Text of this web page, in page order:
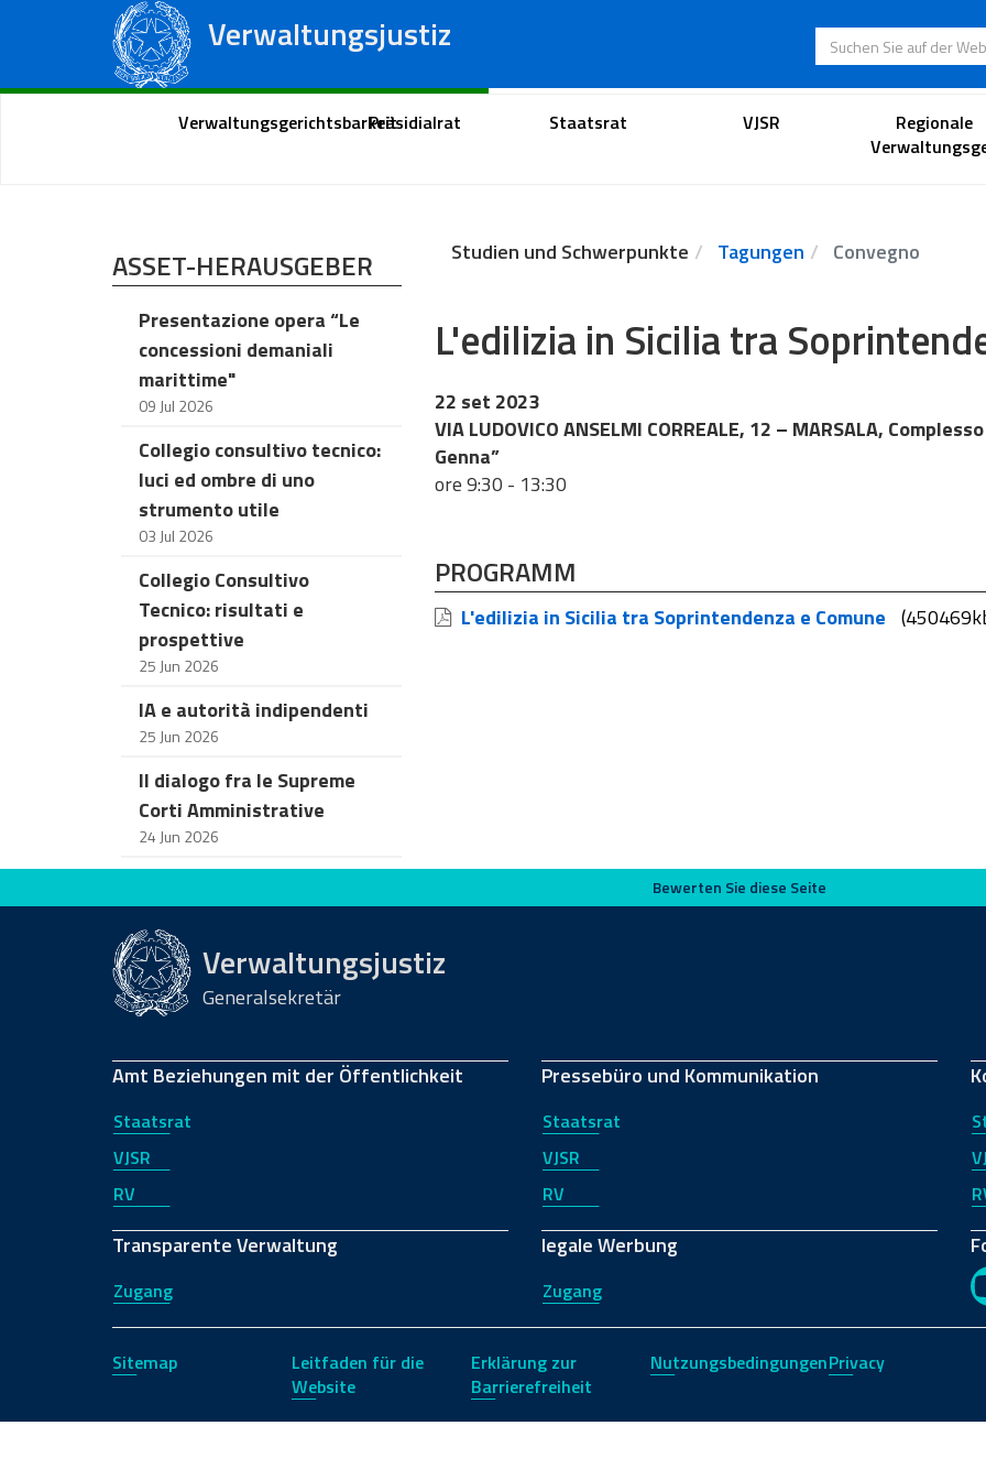
Verwaltungsjustiz
Regionale Verwaltungsgerichte
Suchen Sie auf
Portal des Bürgers Anwaltsportal
VerwaltungsgerichtsbarkeitPräsidialrat Staatsrat VJSR
Regionale
ASSET-HERAUSGEBER
Presentazione opera “Le
concessioni demaniali
marittime"
09 Jul 2026
Collegio consultivo tecnico:
luci ed ombre di uno
strumento utile
03 Jul 2026
Collegio Consultivo
Tecnico: risultati e
prospettive
25 Jun 2026
IA e autorità indipendenti
25 Jun 2026
Il dialogo fra le Supreme
Corti Amministrative
24 Jun 2026
Studien und Schwerpunkte Tagungen Convegno
L'edilizia in Sicilia tra
22 set 2023
VIA LUDOVICO ANSELMI CORREALE, 12 – MARSALA,
Genna”
ore 9:30 - 13:30
PROGRAMM
L'edilizia in Sicilia tra Soprintendenza e Comune
Bewerten Sie diese Seite Bewerten Sie diese Seite
Verwaltungsjustiz
Generalsekretär
Amt Beziehungen mit der Öffentlichkeit
Staatsrat
VJSR
RV
Transparente Verwaltung
Zugang
Pressebüro und Kommunikation
Staatsrat
VJSR
RV
legale Werbung
Zugang
Sitemap
Leitfaden für die
Website
Erklärung zur
Barrierefreiheit
NutzungsbedingungenPrivacy